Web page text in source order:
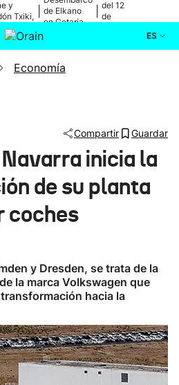
y
Txiki,
de Elkano
en Getaria
del 12
de
ES
Actualidad
Ikusmiran
Eguraldia
Economía
Compartir Guardar
inicia la
de su planta
coches
y Dresden, se trata de la
la marca Volkswagen que
hacia la